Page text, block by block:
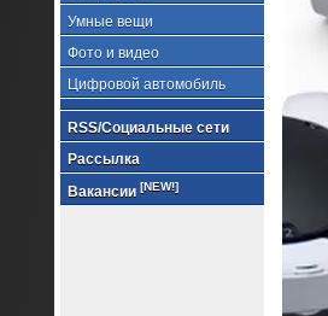
Умные вещи
Фото и видео
Цифровой автомобиль
RSS/Социальные сети
Рассылка
Вакансии [NEW!]